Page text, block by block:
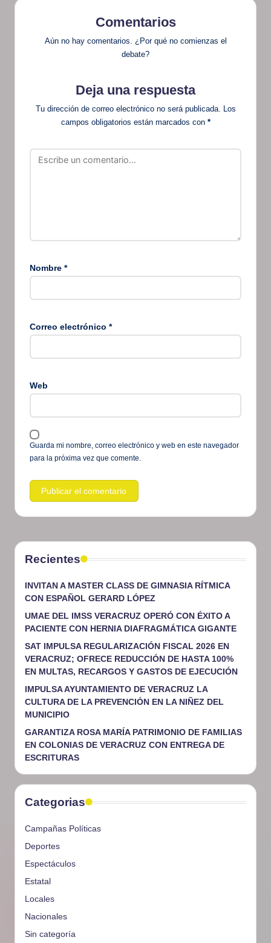
Comentarios
Aún no hay comentarios. ¿Por qué no comienzas el
debate?
Deja una respuesta
Tu dirección de correo electrónico no será publicada. Los
campos obligatorios están marcados con *
Nombre *
Correo electrónico *
Web
Guarda mi nombre, correo electrónico y web en este navegador
para la próxima vez que comente.
Recientes
INVITAN A MASTER CLASS DE GIMNASIA RÍTMICA
CON ESPAÑOL GERARD LÓPEZ
UMAE DEL IMSS VERACRUZ OPERÓ CON ÉXITO A
PACIENTE CON HERNIA DIAFRAGMÁTICA GIGANTE
SAT IMPULSA REGULARIZACIÓN FISCAL 2026 EN
VERACRUZ; OFRECE REDUCCIÓN DE HASTA 100%
EN MULTAS, RECARGOS Y GASTOS DE EJECUCIÓN
IMPULSA AYUNTAMIENTO DE VERACRUZ LA
CULTURA DE LA PREVENCIÓN EN LA NIÑEZ DEL
MUNICIPIO
GARANTIZA ROSA MARÍA PATRIMONIO DE FAMILIAS
EN COLONIAS DE VERACRUZ CON ENTREGA DE
ESCRITURAS
Categorias
Campañas Políticas
Deportes
Espectáculos
Estatal
Locales
Nacionales
Sin categoría